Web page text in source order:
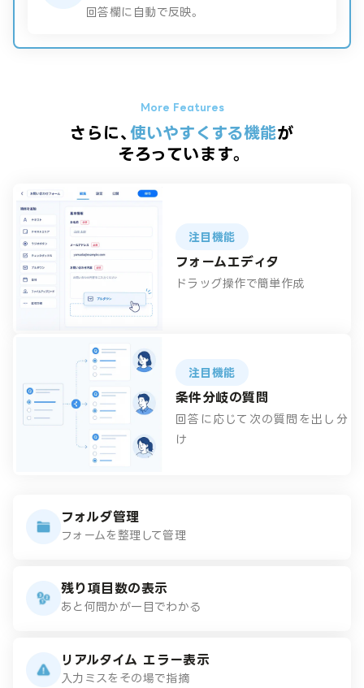
回答欄に自動で反映。
さらに、 使いやすくする機能が
そろっています。
注目機能
フォームエディタ
ドラッグ操作で簡単作成
注目機能
条件分岐の質問
回答に応じて次の質問を出し分
け
フォルダ管理
フォームを整理して管理
残り項目数の表示
あと何問かが一目でわかる
リアルタイム エラー表示
入力ミスをその場で指摘